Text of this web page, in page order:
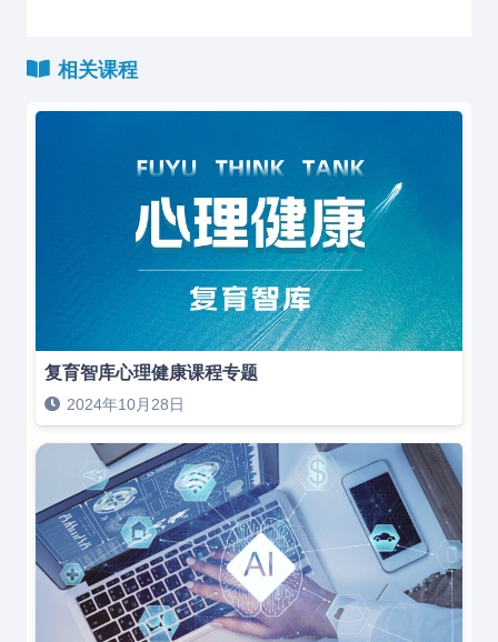
相关课程
复育智库心理健康课程专题
2024年10月28日